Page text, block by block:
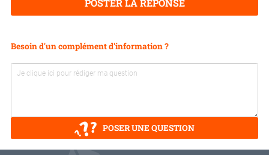
POSTER LA RÉPONSE
Besoin d'un complément d'information ?
POSER UNE QUESTION